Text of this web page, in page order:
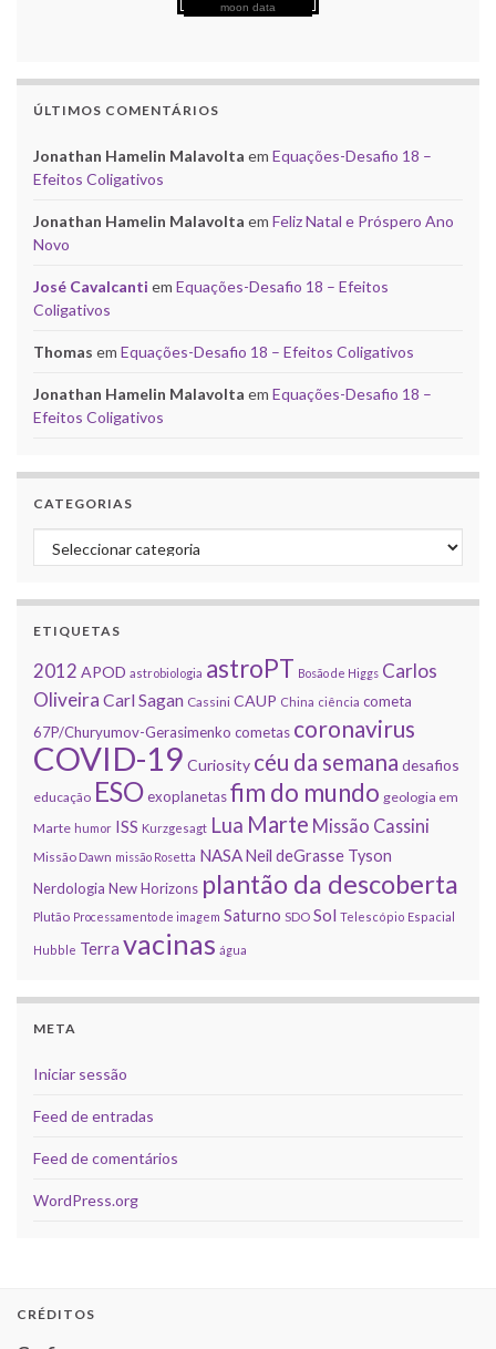
moon data
ÚLTIMOS COMENTÁRIOS
Jonathan Hamelin Malavolta em Equações-Desafio 18 –
Efeitos Coligativos
Jonathan Hamelin Malavolta em Feliz Natal e Próspero Ano
Novo
José Cavalcanti em Equações-Desafio 18 – Efeitos
Coligativos
Thomas em Equações-Desafio 18 – Efeitos Coligativos
Jonathan Hamelin Malavolta em Equações-Desafio 18 –
Efeitos Coligativos
CATEGORIAS
Categorias
ETIQUETAS
2012 APOD astrobiologia astroPT Bosão de Higgs Carlos
Oliveira Carl Sagan Cassini CAUP China ciência cometa
67P/Churyumov-Gerasimenko cometas coronavirus
COVID-19 Curiosity céu da semana desafios
educação ESOexoplanetasfim do mundo geologia em
Marte humor ISS Kurzgesagt Lua Marte Missão Cassini
Missão Dawn missão Rosetta NASANeil deGrasse Tyson
Nerdologia New Horizons plantão da descoberta
Plutão Processamento de imagem Saturno SDO Sol Telescópio Espacial
Hubble Terra vacinas água
META
Iniciar sessão
Feed de entradas
Feed de comentários
WordPress.org
CRÉDITOS